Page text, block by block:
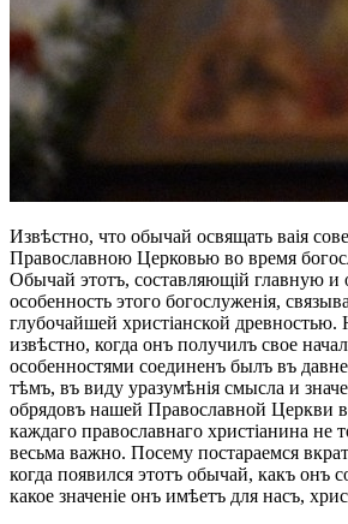
Извѣстно, что обычай освящать ваія
Православною Церковью во время
Обычай этотъ, составляющій главную и
особенность этого богослуженія,
глубочайшей христіанской
извѣстно, когда онъ получилъ свое
особенностями соединенъ былъ въ
тѣмъ, въ виду уразумѣнія смысла и
обрядовъ нашей Православной Церкви
каждаго православнаго христіанина не
весьма важно. Посему постараемся
когда появился этотъ обычай, какъ онъ
какое значеніе онъ имѣетъ для насъ,